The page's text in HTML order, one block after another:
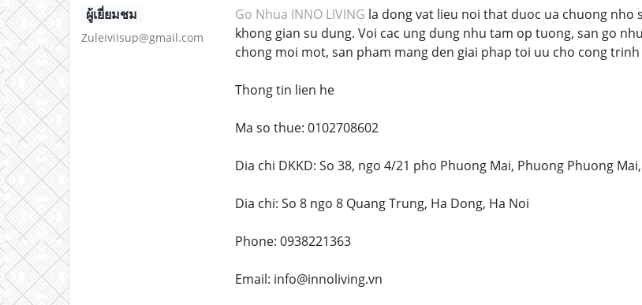
ผู้เยี่ยมชม
ZuleiviIsup@gmail.com
Go Nhua INNO LIVING la dong vat lieu noi that duoc ua chuong
khong gian su dung. Voi cac ung dung nhu tam op tuong, san go
chong moi mot, san pham mang den giai phap toi uu cho cong trinh
Thong tin lien he
Ma so thue: 0102708602
Dia chi DKKD: So 38, ngo 4/21 pho Phuong Mai, Phuong Phuong
Dia chi: So 8 ngo 8 Quang Trung, Ha Dong, Ha Noi
Phone: 0938221363
Email: info@innoliving.vn